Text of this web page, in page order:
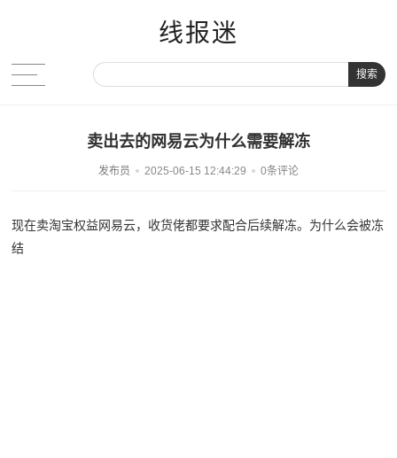
线报迷
搜索
卖出去的网易云为什么需要解冻
发布员 2025-06-15 12:44:29 0条评论
现在卖淘宝权益网易云，收货佬都要求配合后续解冻。为什么会被冻
结